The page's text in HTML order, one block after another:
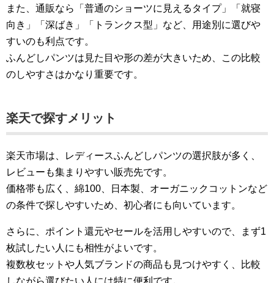
また、通販なら「普通のショーツに見えるタイプ」「就寝
向き」「深ばき」「トランクス型」など、用途別に選びや
すいのも利点です。
ふんどしパンツは見た目や形の差が大きいため、この比較
のしやすさはかなり重要です。
楽天で探すメリット
楽天市場は、レディースふんどしパンツの選択肢が多く、
レビューも集まりやすい販売先です。
価格帯も広く、綿100、日本製、オーガニックコットンなど
の条件で探しやすいため、初心者にも向いています。
さらに、ポイント還元やセールを活用しやすいので、まず1
枚試したい人にも相性がよいです。
複数枚セットや人気ブランドの商品も見つけやすく、比較
しながら選びたい人には特に便利です。